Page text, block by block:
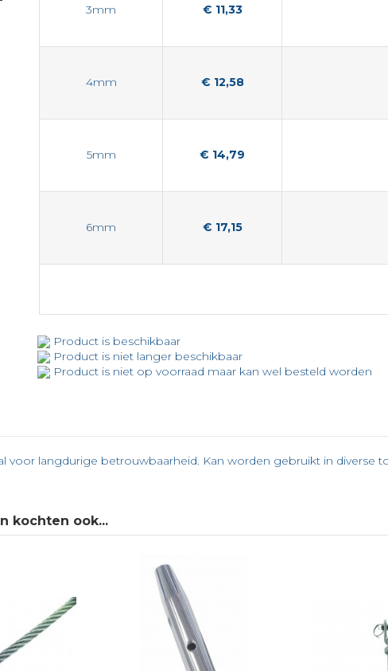
3mm € 11,33
4mm € 12,58
5mm € 14,79
6mm € 17,15
Product is beschikbaar
Product is niet langer beschikbaar
Product is niet op voorraad maar kan wel besteld worden
voor langdurige betrouwbaarheid. Kan worden gebruikt in diverse
kochten ook...